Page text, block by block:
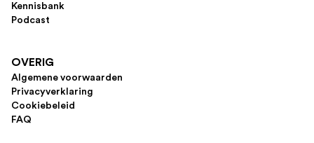
Kennisbank
Podcast
OVERIG
Algemene voorwaarden
Privacyverklaring
Cookiebeleid
FAQ